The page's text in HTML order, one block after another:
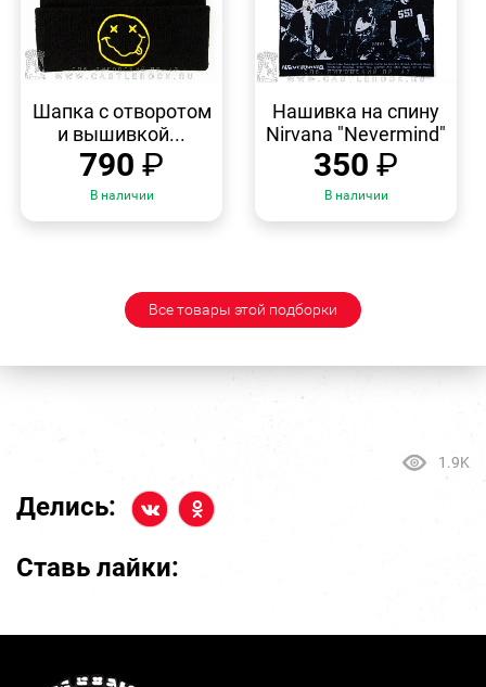
ПРОСМОТР
Шапка с отворотом
и вышивкой...
790 ₽
В наличии
ПРОСМОТР
Нашивка на спину
Nirvana "Nevermind"
350 ₽
В наличии
Все товары этой подборки
1.9K
Делись:
Ставь лайки: